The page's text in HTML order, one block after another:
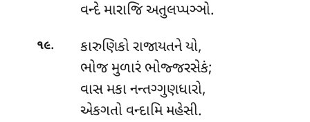
વન્દે મારાજિ અતુલપ્પઞ્ઞો.
૧૯.
કારુણિકો રાજાયતને યો,
ભોજ મુળારં ભોજ્જરસેકં;
વાસ મકા નન્તગ્ગુણધારો,
એકગતો વન્દામિ મહેસી.